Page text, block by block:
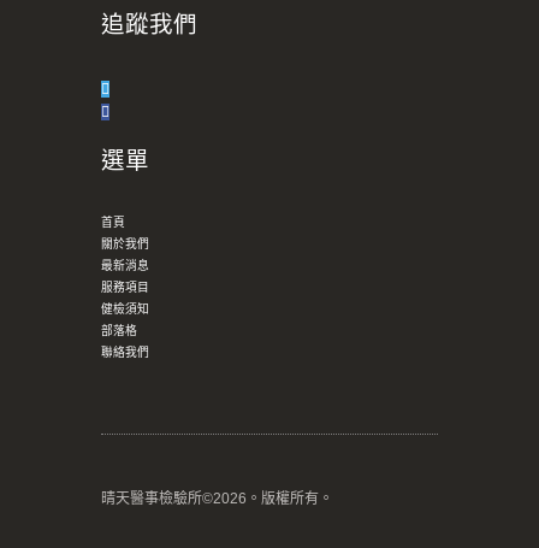
追蹤我們
選單
首頁
關於我們
最新消息
服務項目
健檢須知
部落格
聯絡我們
晴天醫事檢驗所©2026。版權所有。